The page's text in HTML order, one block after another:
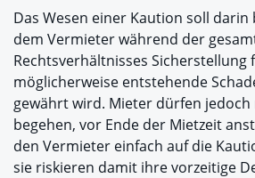
Das Wesen einer Kaution soll darin
dem Vermieter während der
Rechtsverhältnisses Sicherstellung
möglicherweise entstehende
gewährt wird. Mieter dürfen jedoch
begehen, vor Ende der Mietzeit
den Vermieter einfach auf die
sie riskieren damit ihre vorzeitige